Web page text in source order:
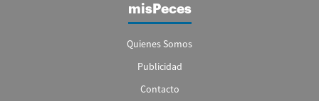
misPeces
Quienes Somos
Publicidad
Contacto